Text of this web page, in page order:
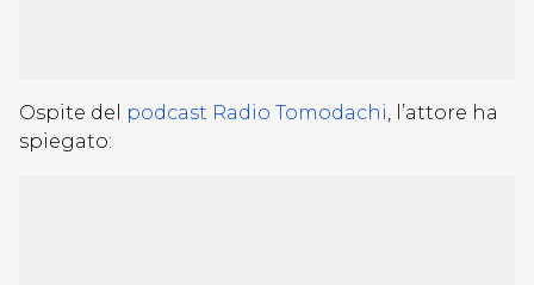
Ospite del podcast Radio Tomodachi, l’attore ha
spiegato: